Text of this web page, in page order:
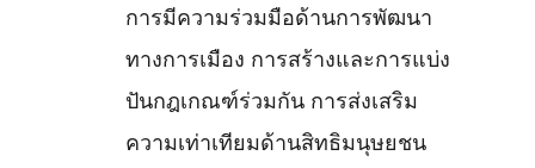
การมีความร่วมมือด้านการพัฒนา
ทางการเมือง การสร้างและการแบ่ง
ปันกฎเกณฑ์ร่วมกัน การส่งเสริม
ความเท่าเทียมด้านสิทธิมนุษยชน